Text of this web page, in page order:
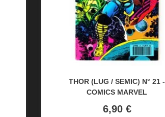
THOR (LUG / SEMIC) N° 21 -
COMICS MARVEL
Prix
6,90 €